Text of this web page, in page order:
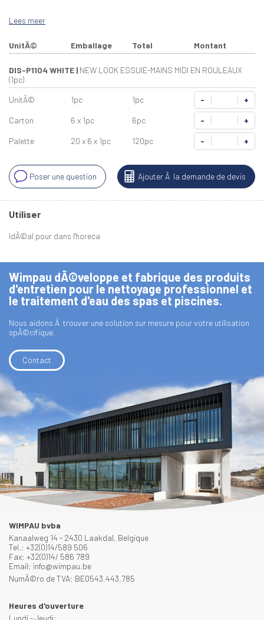
Lees meer
UnitÃ© Emballage Total Montant
DIS-P1104 WHITE | NEW LOOK ESSUIE-MAINS MIDI EN ROULEAUX
(1pc)
UnitÃ©
1pc 1pc - +
Carton 6 x 1pc 6pc - +
Palette 20 x 6 x 1pc 120pc - +
Ajouter Ã la demande de devis
Poser une question
Utiliser
IdÃ©al pour dans l'horeca
Wimpau dÃ©veloppe et fabrique des produits
d'entretien pour le nettoyage professionnel et
le traitement d'eau des spas et piscines.
Nous aidons Ã trouver une solution sur mesure pour votre utilisation
spÃ©cifique.
Contact
WIMPAU bvba
Kanaalweg 14 - 2430 Laakdal, Belgique
Tel.: +32(0)14/589 506
Fax: +32(0)14/ 586 789
Email: info@wimpau.be
NumÃ©ro de TVA: BE0543.443.785
Heures d'ouverture
Lundi - Jeudi: